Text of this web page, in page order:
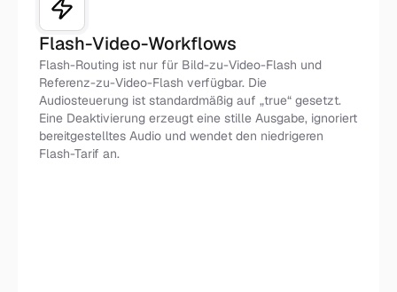
Flash-Video-Workflows
Flash-Routing ist nur für Bild-zu-Video-Flash und
Referenz-zu-Video-Flash verfügbar. Die
Audiosteuerung ist standardmäßig auf „true“ gesetzt.
Eine Deaktivierung erzeugt eine stille Ausgabe, ignoriert
bereitgestelltes Audio und wendet den niedrigeren
Flash-Tarif an.